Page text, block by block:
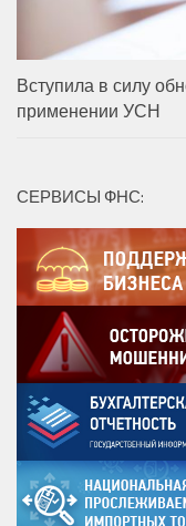
Вступила в силу
применении УСН
СЕРВИСЫ ФНС: